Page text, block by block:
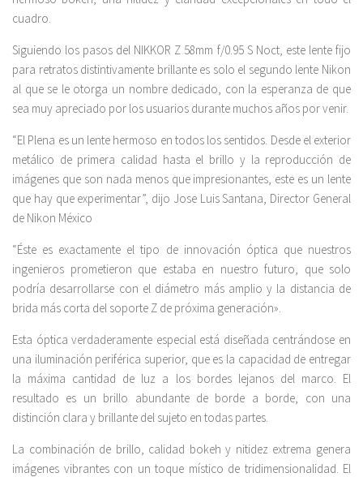
cuadro.
Siguiendo los pasos del NIKKOR Z 58mm f/0.95 S Noct, este lente fijo
para retratos distintivamente brillante es solo el segundo lente Nikon
al que se le otorga un nombre dedicado, con la esperanza de que
sea muy apreciado por los usuarios durante muchos años por venir.
“El Plena es un lente hermoso en todos los sentidos. Desde el exterior
metálico de primera calidad hasta el brillo y la reproducción de
imágenes que son nada menos que impresionantes, este es un lente
que hay que experimentar”, dijo Jose Luis Santana, Director General
de Nikon México
“Éste es exactamente el tipo de innovación óptica que nuestros
ingenieros prometieron que estaba en nuestro futuro, que solo
podría desarrollarse con el diámetro más amplio y la distancia de
brida más corta del soporte Z de próxima generación».
Esta óptica verdaderamente especial está diseñada centrándose en
una iluminación periférica superior, que es la capacidad de entregar
la máxima cantidad de luz a los bordes lejanos del marco. El
resultado es un brillo abundante de borde a borde, con una
distinción clara y brillante del sujeto en todas partes.
La combinación de brillo, calidad bokeh y nitidez extrema genera
imágenes vibrantes con un toque místico de tridimensionalidad. El